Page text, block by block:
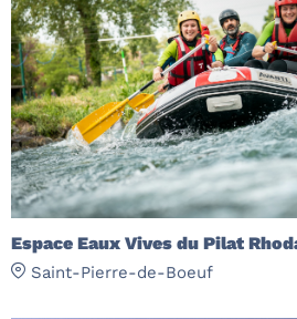
Espace Eaux Vives du Pilat
Saint-Pierre-de-Boeuf